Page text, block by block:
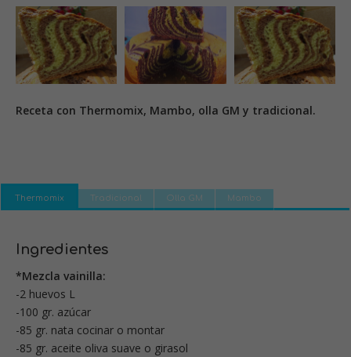
Receta con Thermomix, Mambo, olla GM y tradicional.
Thermomix Tradicional Olla GM Mambo
Ingredientes
*Mezcla vainilla:
-2 huevos L
-100 gr. azúcar
-85 gr. nata cocinar o montar
-85 gr. aceite oliva suave o girasol